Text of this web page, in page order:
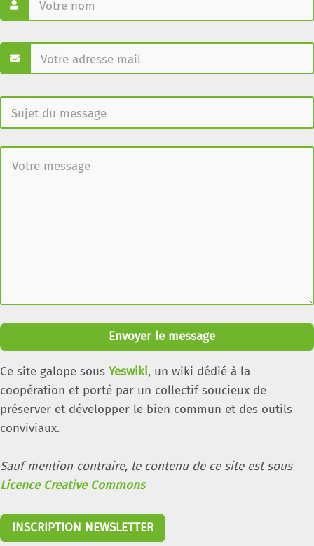
Envoyer le message
Ce site galope sous Yeswiki, un wiki dédié à la
coopération et porté par un collectif soucieux de
préserver et développer le bien commun et des outils
conviviaux.
Sauf mention contraire, le contenu de ce site est sous
Licence Creative Commons
INSCRIPTION NEWSLETTER